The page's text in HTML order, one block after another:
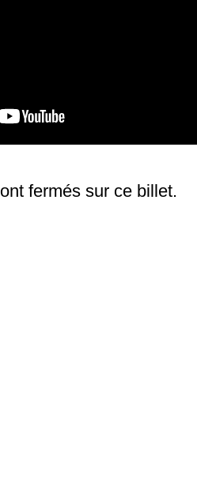
fermés sur ce billet.